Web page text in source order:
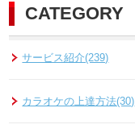
CATEGORY
サービス紹介(239)
カラオケの上達方法(30)